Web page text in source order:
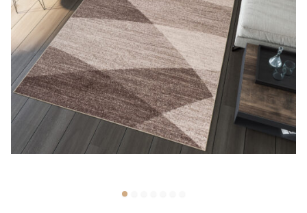
Präferenzen
Präferenz-Cookies ermöglichen es einer Website,
Informationen zu speichern, die die Art und Weise ändern,
wie die Website aussieht oder funktioniert, wie zum Beispiel
Ihre bevorzugte Sprache oder die Region, in der Sie sich
befinden.
Statistik